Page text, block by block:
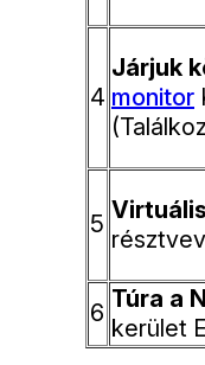
4
Járjuk
monitor
5
6 Túra a
kerület